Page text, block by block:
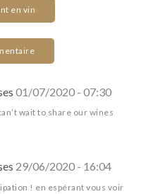
en vin
01/07/2020 - 07:30
wait to share our wines
29/06/2020 - 16:04
! en espérant vous voir